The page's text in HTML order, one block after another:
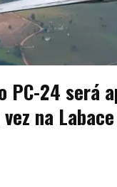
PC-24 será
na